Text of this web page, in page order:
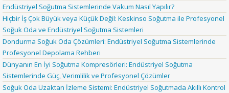
Endüstriyel Soğutma Sistemlerinde Vakum Nasıl Yapılır?
Hiçbir İş Çok Büyük veya Küçük Değil: Keskinso Soğutma ile Profesyonel
Soğuk Oda ve Endüstriyel Soğutma Sistemleri
Dondurma Soğuk Oda Çözümleri: Endüstriyel Soğutma Sistemlerinde
Profesyonel Depolama Rehberi
Dünyanın En İyi Soğutma Kompresörleri: Endüstriyel Soğutma
Sistemlerinde Güç, Verimlilik ve Profesyonel Çözümler
Soğuk Oda Uzaktan İzleme Sistemi: Endüstriyel Soğutmada Akıllı Kontrol